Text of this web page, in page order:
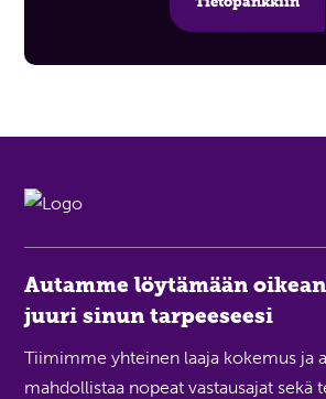
Autamme löytämään
juuri sinun tarpeeseesi
Tiimimme yhteinen laaja kokemus ja
mahdollistaa nopeat vastausajat sekä